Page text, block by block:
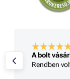
A bolt
Rendben